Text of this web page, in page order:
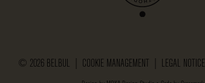
© 2026 BELBUL | COOKIE MANAGEMENT LEGAL NOTICE